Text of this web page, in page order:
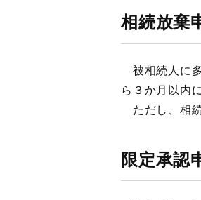
相続放棄
被相続人に
ら３か月以内
ただし、相
限定承認